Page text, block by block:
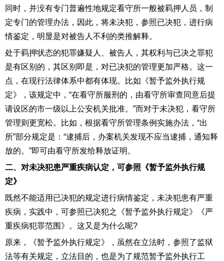
同时，并没有专门普遍性地规定看守所一般被羁押人员，制
定专门的管理办法，因此，将未决犯，参照已决犯，进行病
情鉴定，明显是对被告人不利的类推解释。
处于羁押状态的犯罪嫌疑人、被告人，其权利与已决之罪犯
是有区别的，其区别即是，对已决犯的管理更加严格。这一
点，在现行法律体系中都有体现。比如《暂予监外执行规
定》，该规定中，“在看守所服刑的，由看守所审查同意后提
请设区的市一级以上公安机关批准。”而对于未决犯，看守所
管理则更宽松。比如，根据看守所管理条例实施办法，“出
所”部分规定是：“逮捕后，办案机关发现不应当逮捕，通知释
放的。”即可由看守所发给释放证明。
二、对未决犯患严重疾病认定，可参照《暂予监外执行规
定》
既然不能适用已决犯的规定进行病情鉴定，未决犯患有严重
疾病，实践中，可参照已决犯之《暂予监外执行规定》《严
重疾病犯罪范围》。这又是为什么呢?
原来，《暂予监外执行规定》，虽然在立法时，参照了监狱
法等有关规定，立法目的，也是为了规范暂予监外执行工